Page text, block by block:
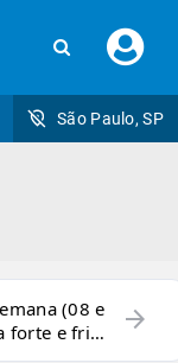
seu
São Paulo, SP
(08 e
forte e frio
arrow_forward